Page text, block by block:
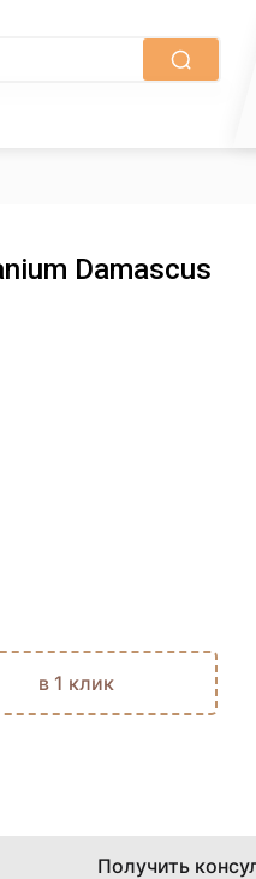
Damascus
в 1 клик
Получить